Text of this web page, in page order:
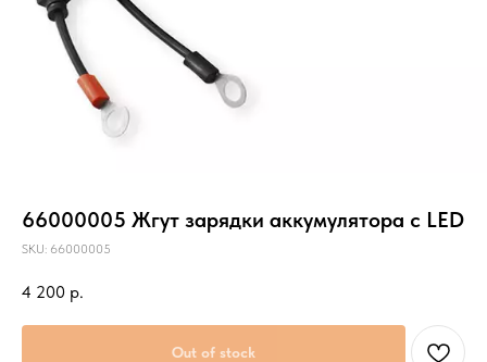
66000005 Жгут зарядки аккумулятора с LED
SKU: 66000005
4 200 р.
Out of stock